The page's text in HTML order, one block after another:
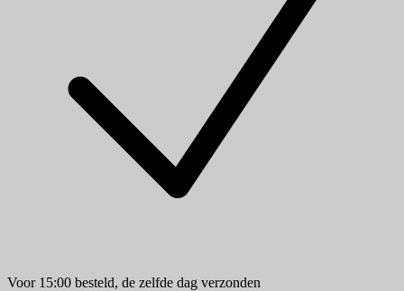
Voor 15:00 besteld, de zelfde dag verzonden